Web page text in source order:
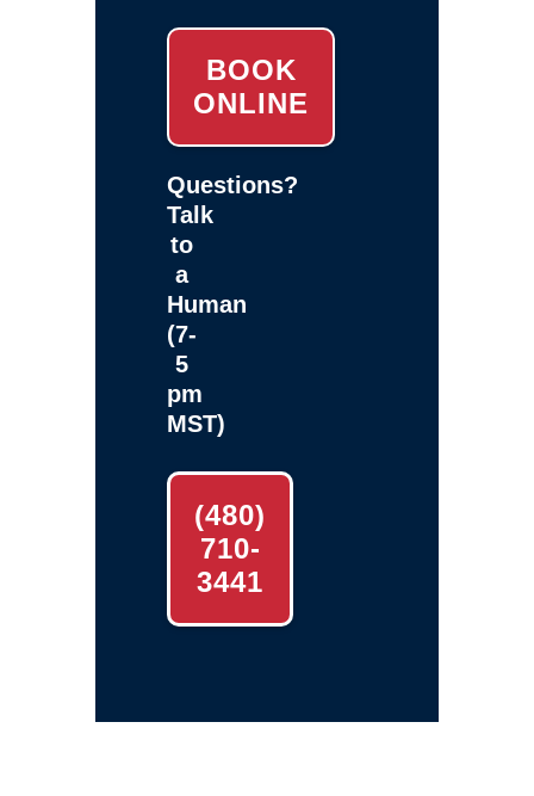
BOOK
ONLINE
Questions?
Talk
to
a
Human
(7-
5
pm
MST)
(480)
710-
3441